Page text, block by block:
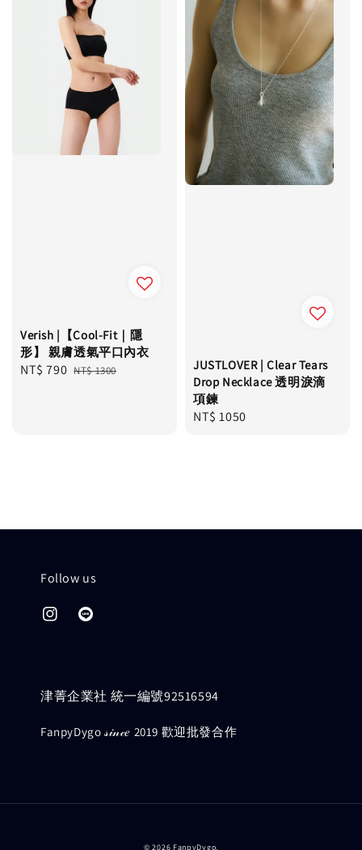
Verish |【Cool-Fit｜隱
形】 親膚透氣平口內衣
Sale
NT$ 790 Regular
NT$ 1300
JUSTLOVER | Clear Tears
Drop Necklace 透明淚滴
項鍊
Regular
NT$ 1050
Follow us
津菁企業社 統一編號92516594
FanpyDygo 𝓈𝒾𝓃𝒸𝑒 2019 歡迎批發合作
© 2026 FanpyDygo.